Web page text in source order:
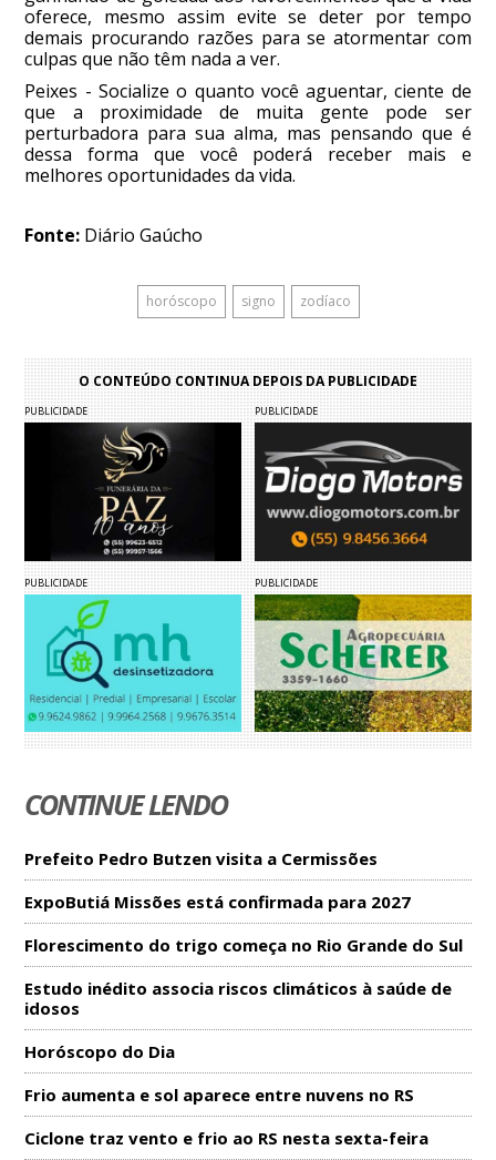
oferece, mesmo assim evite se deter por tempo
demais procurando razões para se atormentar com
culpas que não têm nada a ver.
Peixes - Socialize o quanto você aguentar, ciente de
que a proximidade de muita gente pode ser
perturbadora para sua alma, mas pensando que é
dessa forma que você poderá receber mais e
melhores oportunidades da vida.
Fonte: Diário Gaúcho
horóscopo signo zodíaco
O CONTEÚDO CONTINUA DEPOIS DA PUBLICIDADE
PUBLICIDADE PUBLICIDADE
PUBLICIDADE PUBLICIDADE
CONTINUE LENDO
Prefeito Pedro Butzen visita a Cermissões
ExpoButiá Missões está confirmada para 2027
Florescimento do trigo começa no Rio Grande do Sul
Estudo inédito associa riscos climáticos à saúde de
idosos
Horóscopo do Dia
Frio aumenta e sol aparece entre nuvens no RS
Ciclone traz vento e frio ao RS nesta sexta-feira